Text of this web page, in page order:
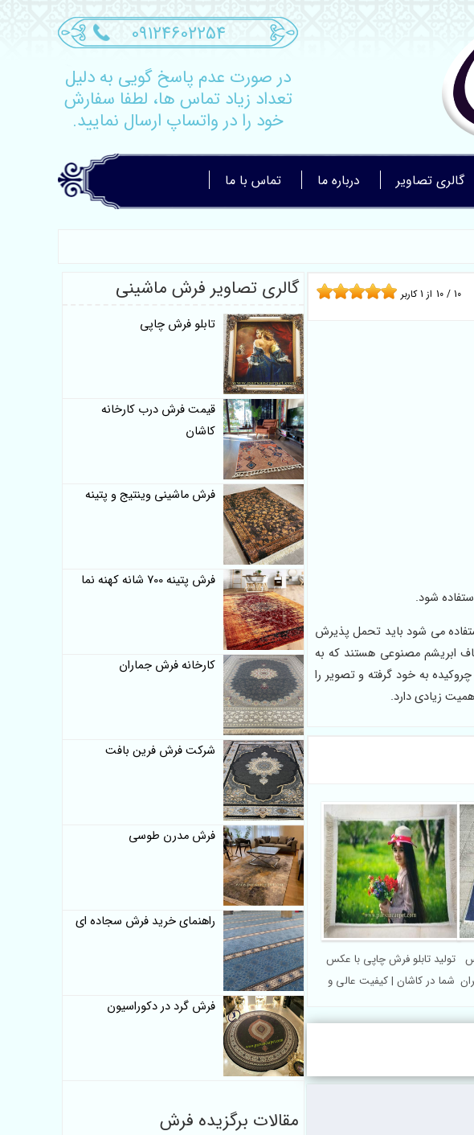
09124602254
در صورت عدم پاسخ گویی به دلیل
تعداد زیاد تماس ها، لطفا سفارش
خود را در واتساپ ارسال نمایید.
گالری تصاویر درباره ما تماس با ما
10 / 10 از 1کاربر
شود.
که برای چاپ استفاده می شود باید تحمل پذیرش
ابریشم مصنوعی هستند که به
به خود گرفته و تصویر را
زیادی دارد.
تولید تابلو فرش چاپی با عکس
شما در کاشان | کیفیت عالی و
گالری تصاویر فرش ماشینی
تابلو فرش چاپی
قیمت فرش درب کارخانه
کاشان
فرش ماشینی وینتیج و پتینه
فرش پتینه 700 شانه کهنه نما
کارخانه فرش جماران
شرکت فرش فرین بافت
فرش مدرن طوسی
راهنمای خرید فرش سجاده ای
فرش گرد در دکوراسیون
مقالات برگزیده فرش